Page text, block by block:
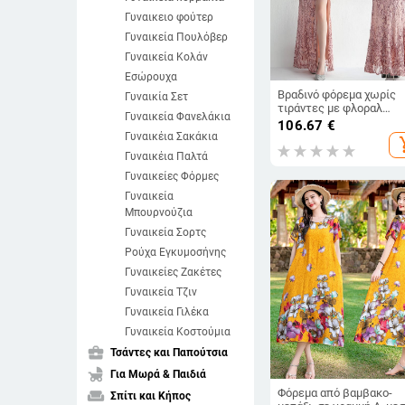
Γυναικειο φούτερ
Γυναικεία Πουλόβερ
Γυναικεία Κολάν
Εσώρουχα
Γυναικία Σετ
Γυναικεία Φανελάκια
Γυναικέια Σακάκια
Γυναικέια Παλτά
Γυναικείες Φόρμες
Γυναικεία
Μπουρνούζια
Γυναικεία Σορτς
Ρούχα Εγκυμοσήνης
Γυναικείες Ζακέτες
Γυναικεία Τζιν
Γυναικεία Γιλέκα
Γυναικεία Κοστούμια
business_center Τσάντες και Παπούτσια
child_friendly Για Μωρά & Παιδιά
weekend Σπίτι και Κήπος
Βραδινό φόρεμα χωρίς
τιράντες με φλοραλ
παγιέτες και
χάντρες στην πλάτη,
φούστα, μέση μεσαίου
106.67 €
Φόρεμα από βαμβακο-